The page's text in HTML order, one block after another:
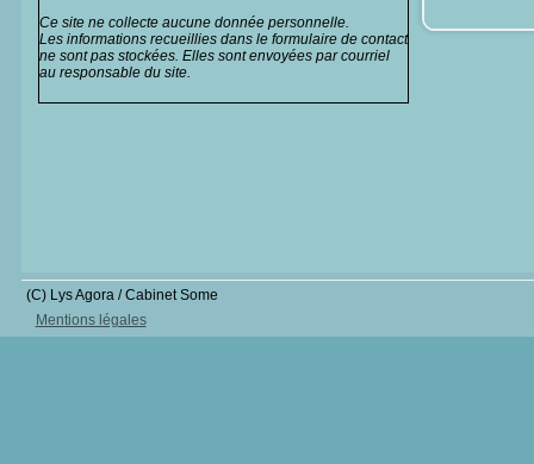
Ce site ne collecte aucune donnée personnelle.
Les informations recueillies dans le formulaire de contact
ne sont pas stockées. Elles sont envoyées par courriel
au responsable du site.
(C) Lys Agora / Cabinet Some
Mentions légales